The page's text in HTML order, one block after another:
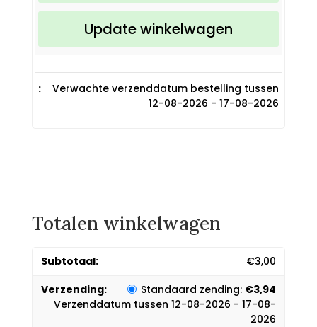
Update winkelwagen
Verwachte verzenddatum bestelling tussen
12-08-2026 - 17-08-2026
Totalen winkelwagen
€3,00
Standaard zending: €3,94
Verzenddatum tussen 12-08-2026 - 17-08-
2026